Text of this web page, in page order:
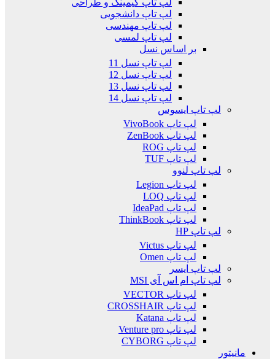
لپ تاپ گیمینگ و طراحی
لپ تاپ دانشجویی
لپ تاپ مهندسی
لپ تاپ لمسی
بر اساس نسل
لپ تاپ نسل 11
لپ تاپ نسل 12
لپ تاپ نسل 13
لپ تاپ نسل 14
لپ تاپ ایسوس
لپ تاپ VivoBook
لپ تاپ ZenBook
لپ تاپ ROG
لپ تاپ TUF
لپ تاپ لنوو
لپ تاپ Legion
لپ تاپ LOQ
لپ تاپ IdeaPad
لپ تاپ ThinkBook
لپ تاپ HP
لپ تاپ Victus
لپ تاپ Omen
لپ تاپ ایسر
لپ تاپ ام اس آی MSI
لپ تاپ VECTOR
لپ تاپ CROSSHAIR
لپ تاپ Katana
لپ تاپ Venture pro
لپ تاپ CYBORG
مانیتور